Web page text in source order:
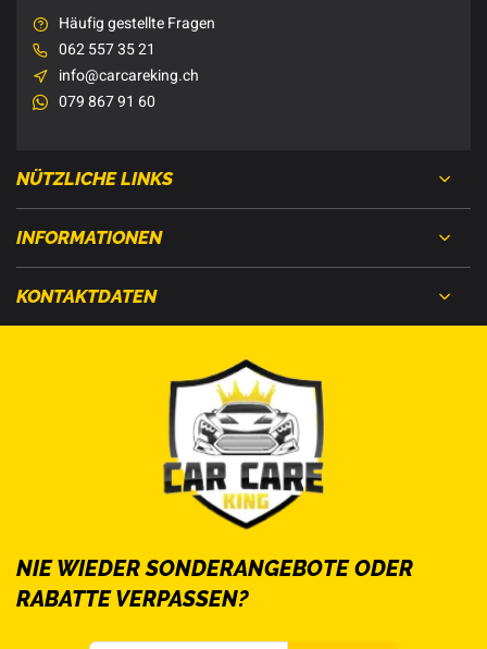
Häufig gestellte Fragen
062 557 35 21
info@carcareking.ch
079 867 91 60
NÜTZLICHE LINKS
INFORMATIONEN
KONTAKTDATEN
NIE WIEDER SONDERANGEBOTE ODER
RABATTE VERPASSEN?